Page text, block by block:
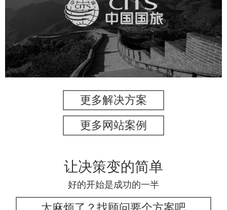
旅游休闲 电商网站 网站建设
更多解决方案
更多网站案例
让决策变的简单
好的开始是成功的一半